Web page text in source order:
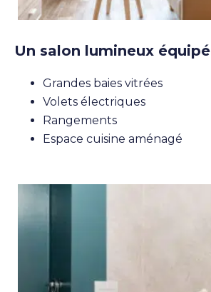
Un salon lumineux équipé
Grandes baies vitrées
Volets électriques
Rangements
Espace cuisine aménagé